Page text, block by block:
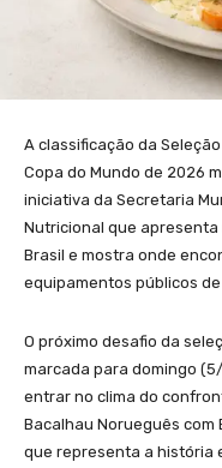
A classificação da
Copa do Mundo de 2026
iniciativa da Secretaria
Nutricional que
Brasil e mostra onde
equipamentos públicos
O próximo desafio da
marcada para domingo
entrar no clima do
Bacalhau Norueguês com
que representa a história